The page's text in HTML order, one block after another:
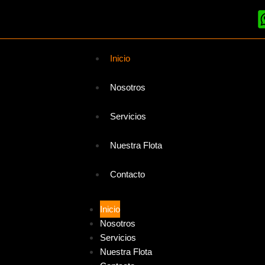
Inicio
Nosotros
Servicios
Nuestra Flota
Contacto
Inicio
Nosotros
Servicios
Nuestra Flota